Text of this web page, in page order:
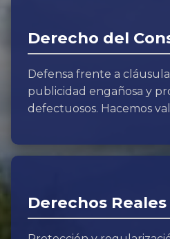
Derecho del
Defensa frente a
publicidad engañosa y
defectuosos. Hacemos
Derechos Reales